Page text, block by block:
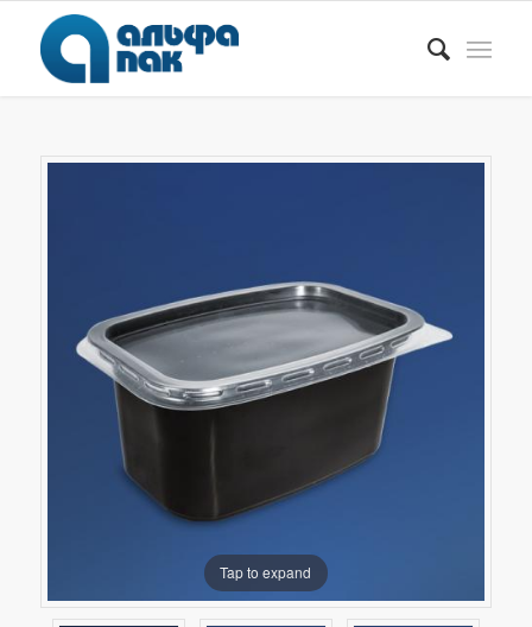
Tap to expand